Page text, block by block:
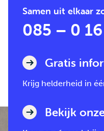
Samen uit elkaar
085 – 0
Gratis
Krijg helderheid in
Bekijk